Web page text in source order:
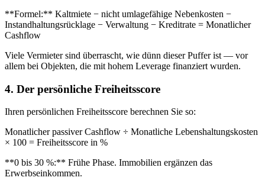
**Formel:** Kaltmiete − nicht umlagefähige Nebenkosten −
Instandhaltungsrücklage − Verwaltung − Kreditrate = Monatlicher
Cashflow
Viele Vermieter sind überrascht, wie dünn dieser Puffer ist — vor
allem bei Objekten, die mit hohem Leverage finanziert wurden.
4. Der persönliche Freiheitsscore
Ihren persönlichen Freiheitsscore berechnen Sie so:
Monatlicher passiver Cashflow ÷ Monatliche Lebenshaltungskosten
× 100 = Freiheitsscore in %
**0 bis 30 %:** Frühe Phase. Immobilien ergänzen das
Erwerbseinkommen.